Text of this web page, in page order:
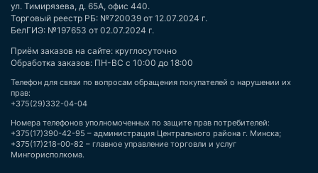
ул. Тимирязева, д. 65А, офис 440.
Торговый реестр РБ: №720039 от 12.07.2024 г.
БелГИЭ: №197653 от 02.07.2024 г.
Приём заказов на сайте: круглосуточно
Обработка заказов: ПН-ВС с 10:00 до 18:00
Телефон для связи по вопросам обращения покупателей о нарушении их
прав:
+375(29)332-04-04
Номера телефонов уполномоченных по защите прав потребителей:
+375(17)390-42-95 – администрация Центрального района г. Минска;
+375(17)218-00-82 – главное управление торговли и услуг
Мингорисполкома.